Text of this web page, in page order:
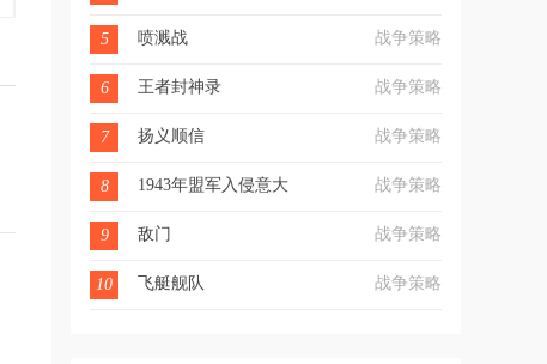
5 喷溅战 战争策略
6 王者封神录 战争策略
7 扬义顺信 战争策略
8 1943年盟军入侵意大利Allied Invasion of Italy 1943
战争策略
9 敌门 战争策略
10 飞艇舰队 战争策略